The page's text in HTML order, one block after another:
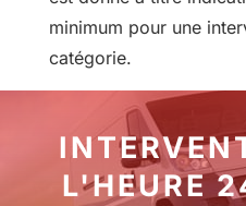
minimum pour une
catégorie.
L'HEURE